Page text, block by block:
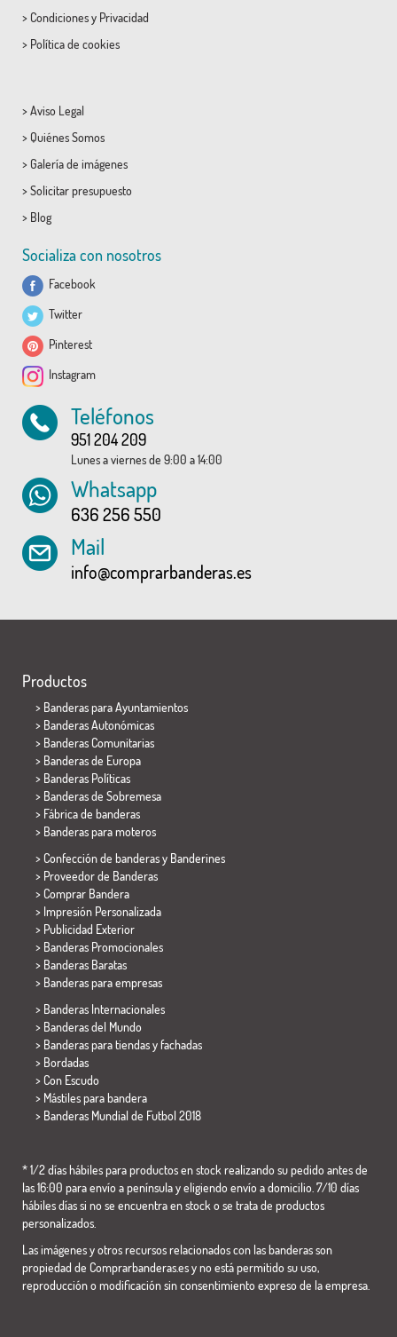
> Condicionesy Privacidad
> Política de cookies
> Aviso Legal
> Quiénes Somos
> Galería de imágenes
> Solicitar presupuesto
> Blog
Socializa con nosotros
Facebook
Twitter
Pinterest
Instagram
Teléfonos
951 204 209
Lunes a viernes de 9:00 a 14:00
Whatsapp
636 256 550
Mail
info@comprarbanderas.es
Productos
> Banderas para Ayuntamientos
> Banderas Autonómicas
> Banderas Comunitarias
> Banderas de Europa
> Banderas Políticas
> Banderas de Sobremesa
> Fábrica de banderas
> Banderas para moteros
> Confección de banderas y Banderines
> Proveedor de Banderas
> Comprar Bandera
> Impresión Personalizada
> Publicidad Exterior
> Banderas Promocionales
> Banderas Baratas
> Banderas para empresas
> Banderas Internacionales
> Banderas del Mundo
> Banderas para tiendas y fachadas
> Bordadas
> Con Escudo
> Mástiles para bandera
> Banderas Mundial de Futbol 2018
* 1/2 días hábiles para productos en stock realizando su pedido antes de
las 16:00 para envío a península y eligiendo envío a domicilio. 7/10 días
hábiles días si no se encuentra en stock o se trata de productos
personalizados.
Las imágenes y otros recursos relacionados con las banderas son
propiedad de Comprarbanderas.es y no está permitido su uso,
reproducción o modificación sin consentimiento expreso de la empresa.